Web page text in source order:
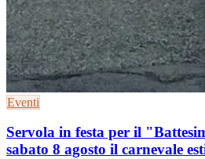
Eventi
Servola in festa per il
sabato 8 agosto il carnevale